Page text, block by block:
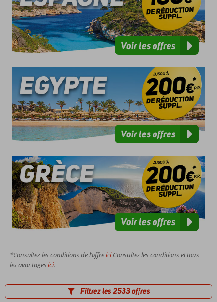
Voir les offres
Voir les offres
Voir les offres
*Consultez les conditions de l’offreiciConsultez les conditions et tous
les avantages ici.
Filtrez les 2533 offres